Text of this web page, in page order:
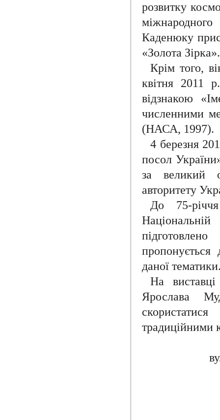
розвитку
Каденюку
«Золота Зірка».
Крім того,
квітня 2011
відзнакою
численними
(НАСА, 1997).
4 березня
посол
за великий
авторитету
До 75-
пропонується
даної
На
Ярослава
традиційними